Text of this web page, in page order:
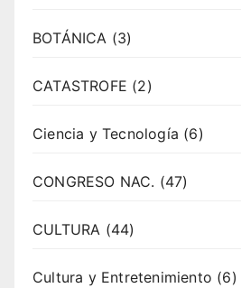
BOTÁNICA (3)
CATASTROFE (2)
Ciencia y Tecnología (6)
CONGRESO NAC. (47)
CULTURA (44)
Cultura y Entretenimiento (6)